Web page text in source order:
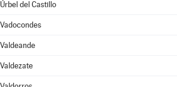
Úrbel del Castillo
Vadocondes
Valdeande
Valdezate